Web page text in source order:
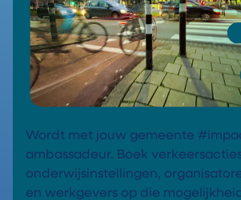
Wordt met jouw gemeente
ambassadeur. Boek
onderwijsinstellingen,
en werkgevers op die